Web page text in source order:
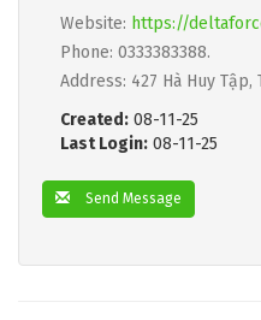
Website: https://
Phone: 0333383388.
Address: 427 Hà Huy Tập,
Created: 08-11-25
Last Login: 08-11-25
Send Message